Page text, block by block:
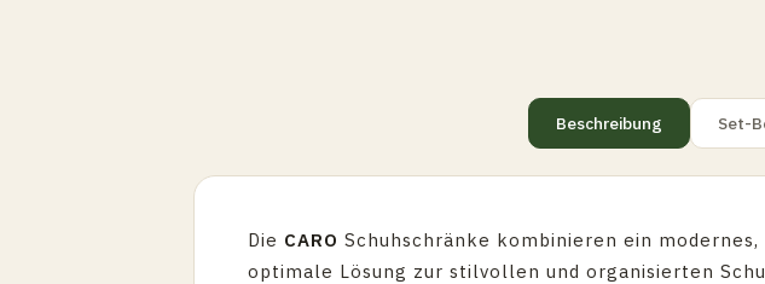
Beschreibung Set-
Die CARO Schuhschränke kombinieren ein
optimale Lösung zur stilvollen und organisierten